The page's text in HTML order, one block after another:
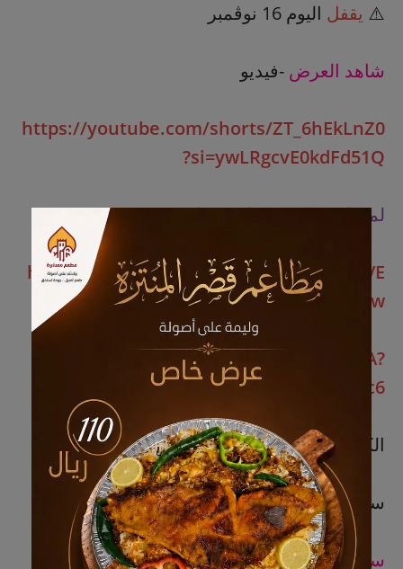
⚠️ يقفل اليوم 16 نوڤمبر
شاهد العرض -فيديو
https://youtube.com/shorts/ZT_6hEkLnZ0
?si=ywLRgcvE0kdFd51Q
لمشاهدة العرض-انستغرام
https://www.instagram.com/reel/DQ_iVE
CCLYP/?igsh=MWF0bm5vZjgza2d1dw==
https://youtu.be/TQ6xYhd4QVA?
si=luZAKGs3V9c_OLc6">
الكورس يبدأ 📣 30 نوڤمبر
سجل الآن 📲 والحق على العرض فوراً ⏳
سجل عبر هذا الواتساب- وتعرف على كل